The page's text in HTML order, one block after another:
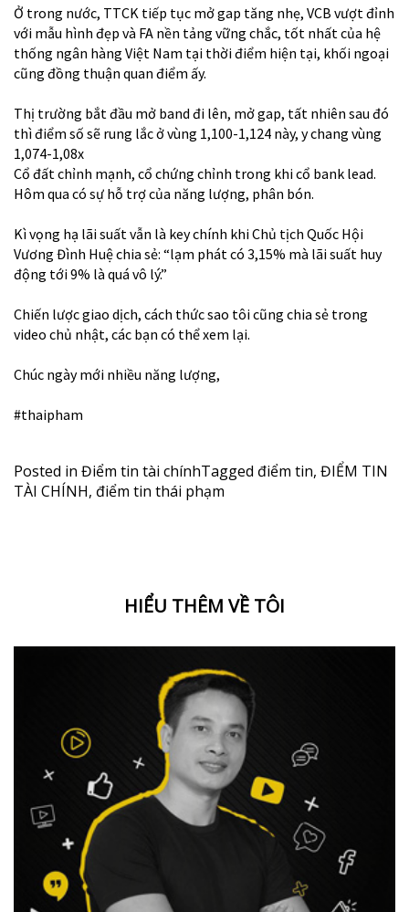
Ở trong nước, TTCK tiếp tục mở gap tăng nhẹ, VCB vượt đỉnh
với mẫu hình đẹp và FA nền tảng vững chắc, tốt nhất của hệ
thống ngân hàng Việt Nam tại thời điểm hiện tại, khối ngoại
cũng đồng thuận quan điểm ấy.
Thị trường bắt đầu mở band đi lên, mở gap, tất nhiên sau đó
thì điểm số sẽ rung lắc ở vùng 1,100-1,124 này, y chang vùng
1,074-1,08x
Cổ đất chỉnh mạnh, cổ chứng chỉnh trong khi cổ bank lead.
Hôm qua có sự hỗ trợ của năng lượng, phân bón.
Kì vọng hạ lãi suất vẫn là key chính khi Chủ tịch Quốc Hội
Vương Đình Huệ chia sẻ: “lạm phát có 3,15% mà lãi suất huy
động tới 9% là quá vô lý.”
Chiến lược giao dịch, cách thức sao tôi cũng chia sẻ trong
video chủ nhật, các bạn có thể xem lại.
Chúc ngày mới nhiều năng lượng,
#thaipham
Posted in Điểm tin tài chínhTagged điểm tin, ĐIỂM TIN
TÀI CHÍNH, điểm tin thái phạm
HIỂU THÊM VỀ TÔI